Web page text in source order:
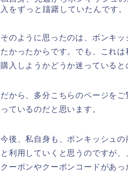
入をずっと躊躇していたんです。
そのように思ったのは、ボンキ
たかったからです。でも、これ
購入しようかどうか迷っていると
だから、多分こちらのページを
っているのだと思います。
今後、私自身も、ボンキッシュ
と利用していくと思うのですが
クーポンやクーポンコードがあっ